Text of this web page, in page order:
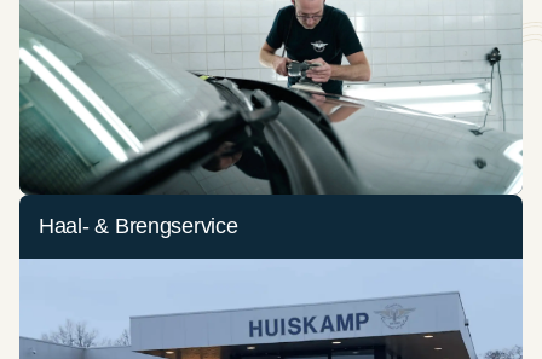
Haal- & Brengservice